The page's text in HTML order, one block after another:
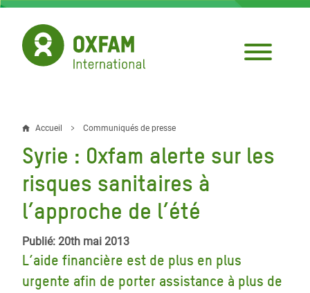
Aller
contenu
principal
Fil
d'Ariane
Accueil Communiqués de presse
Syrie : Oxfam alerte sur les
risques sanitaires à
l’approche de l’été
Publié: 20th mai 2013
L’aide financière est de plus en plus
urgente afin de porter assistance à plus de